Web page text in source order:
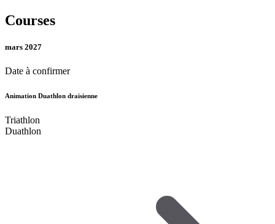
Courses
mars 2027
Date à confirmer
Animation Duathlon draisienne
Triathlon
Duathlon